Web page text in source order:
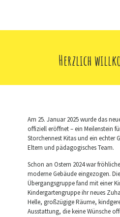
Herzlich
Am 25. Januar 2025 wurde das
offiziell eröffnet – ein Meilenstein
Storchennest Kitas und ein echter
Eltern und pädagogisches Team.
Schon an Ostern 2024 war
moderne Gebäude eingezogen.
Übergangsgruppe fand mit einer
Kindergartengruppe ihr neues
Helle, großzügige Räume,
Ausstattung, die keine Wünsche